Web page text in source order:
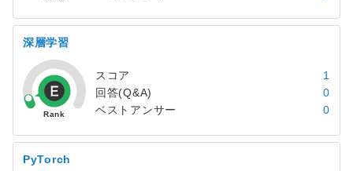
深層学習
スコア
1
回答(Q&A)
0
ベストアンサー
0
PyTorch